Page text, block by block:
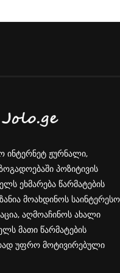
ინტერნეტ ჟურნალი,
პოზიტივის
ეხმარება წარმატების
მოახდინოს საინტერესო
აღმოაჩინოს ახალი
მათი წარმატების
უფრო მოტივირებული